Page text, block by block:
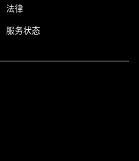
法律
服务状态